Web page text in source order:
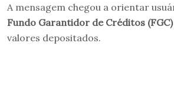
A mensagem chegou a orientar
Fundo Garantidor de Créditos (FGC)
valores depositados.